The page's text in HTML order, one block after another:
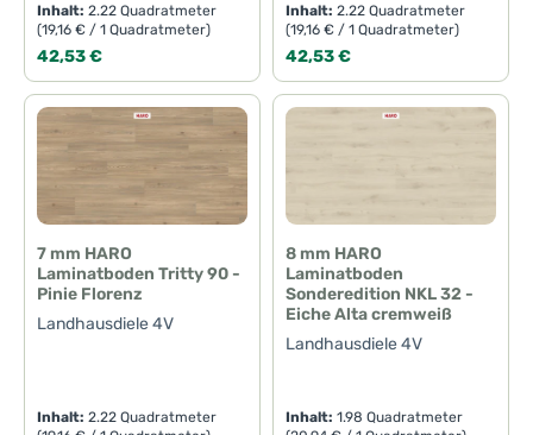
Inhalt:2.22 Quadratmeter
(19,16 € / 1 Quadratmeter)
Regulärer Preis:
42,53 €
Inhalt:2.22 Quadratmeter
(19,16 € / 1 Quadratmeter)
Regulärer Preis:
42,53 €
7 mm HARO
Laminatboden Tritty 90 -
Pinie Florenz
Landhausdiele 4V
Inhalt:2.22 Quadratmeter
8 mm HARO
Laminatboden
Sonderedition NKL 32 -
Eiche Alta cremweiß
Landhausdiele 4V
Inhalt:1.98 Quadratmeter